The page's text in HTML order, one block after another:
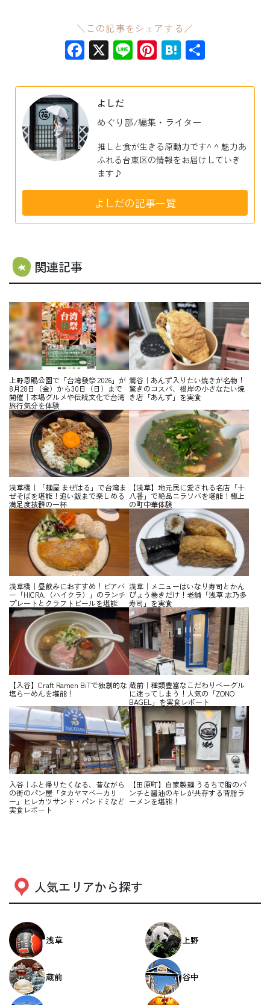
＼この記事をシェアする／
Facebook
X LinePinterest
Hatena
よしだ
めぐり部/編集・ライター
推しと食が生きる原動力です^ ^ 魅力あ
ふれる台東区の情報をお届けしていき
ます♪
よしだの記事一覧
関連記事
上野恩賜公園で「台湾發祭 2026」が
8月28日（金）から30日（日）まで
開催｜本場グルメや伝統文化で台湾
旅行気分を体験
鶯谷｜あんず入りたい焼きが名物！
驚きのコスパ、根岸の小さなたい焼
き店「あんず」を実食
浅草橋｜「麺屋 まぜはる」で台湾ま
ぜそばを堪能！追い飯まで楽しめる
満足度抜群の一杯
【浅草】地元民に愛される名店「十
八番」で絶品ニラソバを堪能！極上
の町中華体験
浅草橋｜昼飲みにおすすめ！ビアバ
ー「HICRA.（ハイクラ）」のランチ
プレートとクラフトビールを堪能
浅草｜メニューはいなり寿司とかん
ぴょう巻きだけ！老舗「浅草 志乃多
寿司」を実食
【入谷】Craft Ramen BiTで独創的な
塩らーめんを堪能！
蔵前｜種類豊富なこだわりベーグル
に迷ってしまう！人気の「ZONO
BAGEL」を実食レポート
入谷｜ふと帰りたくなる、昔ながら
の街のパン屋「タカヤマベーカリ
ー」ヒレカツサンド・パンドミなど
実食レポート
【田原町】自家製麺 うるちで脂のパ
ンチと醤油のキレが共存する背脂ラ
ーメンを堪能！
人気エリアから探す
浅草 上野
蔵前 谷中